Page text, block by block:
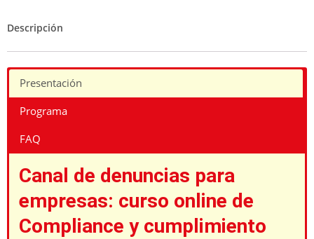
Compliance
normativo
Descripción
Presentación
Programa
FAQ
Canal de denuncias para
empresas: curso online de
Compliance y cumplimiento